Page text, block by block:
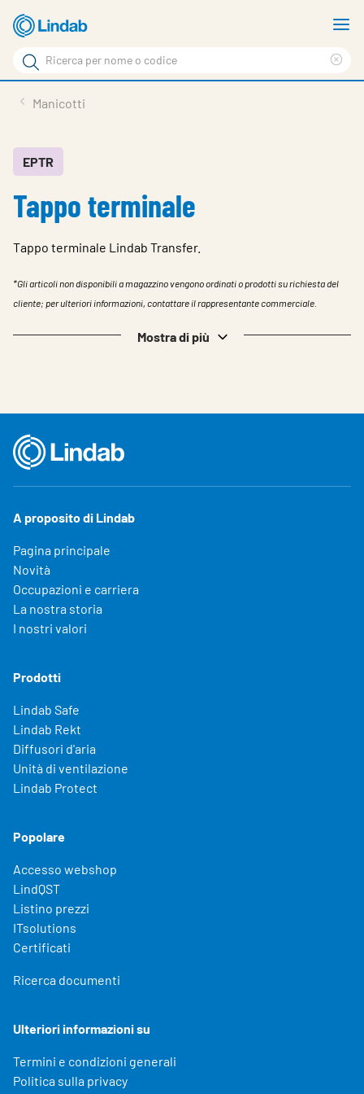
Log
visionare
Cerca
Cerca
Su Lindab
Su Tecnovent
Log in
Scegliere la lingua
Manicotti
EPTR
Tappo terminale
Tappo terminale Lindab Transfer.
*Gli articoli non disponibili a magazzino vengono ordinati o prodotti su richiesta del
cliente; per ulteriori informazioni, contattare il rappresentante commerciale.
Mostra di più
A proposito di Lindab
Pagina principale
Novità
Occupazioni e carriera
La nostra storia
I nostri valori
Prodotti
Lindab Safe
Lindab Rekt
Diffusori d'aria
Unità di ventilazione
Lindab Protect
Popolare
Accesso webshop
LindQST
Listino prezzi
ITsolutions
Certificati
Ricerca documenti
Ulteriori informazioni su
Termini e condizioni generali
Politica sulla privacy